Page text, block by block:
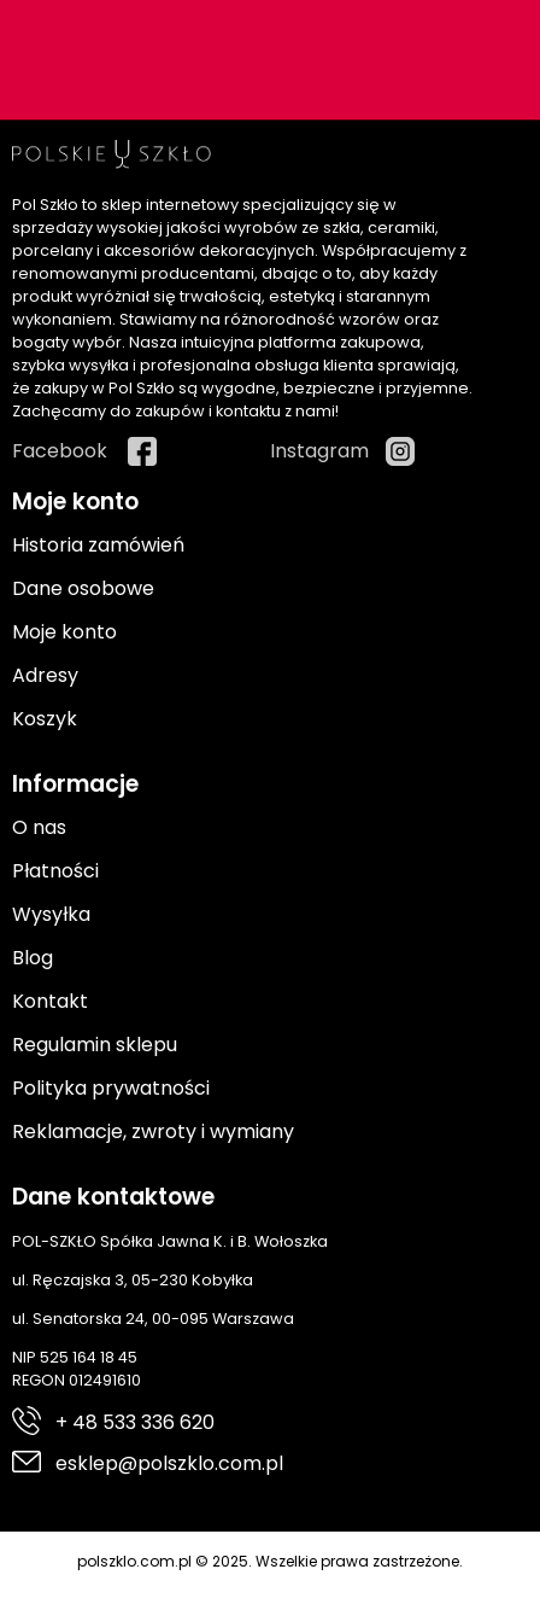
Pol Szkło to sklep internetowy specjalizujący się w
sprzedaży wysokiej jakości wyrobów ze szkła, ceramiki,
porcelany i akcesoriów dekoracyjnych. Współpracujemy z
renomowanymi producentami, dbając o to, aby każdy
produkt wyróżniał się trwałością, estetyką i starannym
wykonaniem. Stawiamy na różnorodność wzorów oraz
bogaty wybór. Nasza intuicyjna platforma zakupowa,
szybka wysyłka i profesjonalna obsługa klienta sprawiają,
że zakupy w Pol Szkło są wygodne, bezpieczne i przyjemne.
Zachęcamy do zakupów i kontaktu z nami!
Facebook Instagram
Moje konto
Historia zamówień
Dane osobowe
Moje konto
Adresy
Koszyk
Informacje
O nas
Płatności
Wysyłka
Blog
Kontakt
Regulamin sklepu
Polityka prywatności
Reklamacje, zwroty i wymiany
Dane kontaktowe
POL-SZKŁO Spółka Jawna K. i B. Wołoszka
ul. Ręczajska 3, 05-230 Kobyłka
ul. Senatorska 24, 00-095 Warszawa
NIP 525 164 18 45
REGON 012491610
+ 48 533 336 620
esklep@polszklo.com.pl
polszklo.com.pl © 2025. Wszelkie prawa zastrzeżone.